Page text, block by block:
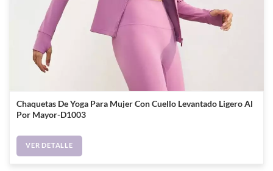
Chaquetas De Yoga Para Mujer Con Cuello Levantado Ligero Al
Por Mayor-D1003
VER DETALLE